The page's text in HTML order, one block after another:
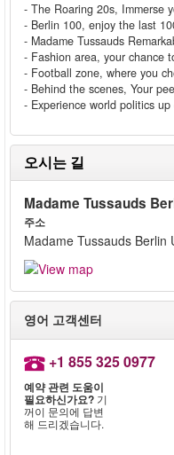
- The Roaring 20s, Immerse
- Berlin 100, enjoy the last
- Madame Tussauds
- Fashion area, your chance
- Football zone, where you
- Behind the scenes, Your
- Experience world politics up
오시는 길
Madame Tussauds
주소
Madame Tussauds Berlin
영어 고객센터
+1 855 325 0977
예약 관련 도움이
필요하신가요? 기
꺼이 문의에 답변
해 드리겠습니다.